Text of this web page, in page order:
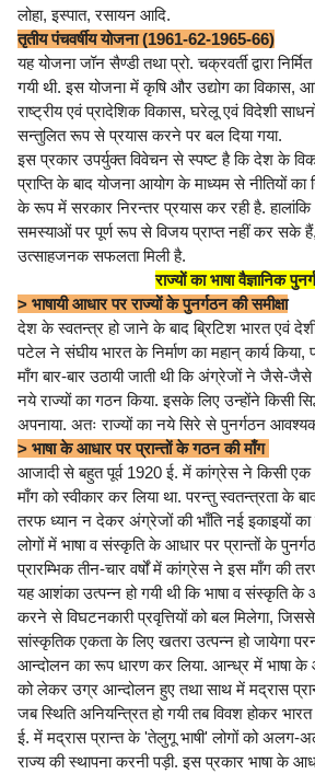
लोहा, इस्पात, रसायन आदि.
तृतीय पंचवर्षीय योजना (1961-62-1965-66)
यह योजना जॉन सैण्डी तथा प्रो. चक्रवर्ती द्वारा
गयी थी. इस योजना में कृषि और उद्योग का विकास,
राष्ट्रीय एवं प्रादेशिक विकास, घरेलू एवं विदेशी
सन्तुलित रूप से प्रयास करने पर बल दिया गया.
इस प्रकार उपर्युक्त विवेचन से स्पष्ट है कि देश के
प्राप्ति के बाद योजना आयोग के माध्यम से नीतियों का
के रूप में सरकार निरन्तर प्रयास कर रही है.
समस्याओं पर पूर्ण रूप से विजय प्राप्त नहीं कर सके
उत्साहजनक सफलता मिली है.
राज्यों का भाषा वैज्ञानिक
> भाषायी आधार पर राज्यों के पुनर्गठन की समीक्षा
देश के स्वतन्त्र हो जाने के बाद ब्रिटिश भारत एवं
पटेल ने संघीय भारत के निर्माण का महान् कार्य किया,
माँग बार-बार उठायी जाती थी कि अंग्रेजों ने जैसे-
नये राज्यों का गठन किया. इसके लिए उन्होंने किसी
अपनाया. अतः राज्यों का नये सिरे से पुनर्गठन
> भाषा के आधार पर प्रान्तों के गठन की माँग
आजादी से बहुत पूर्व 1920 ई. में कांग्रेस ने किसी
माँग को स्वीकार कर लिया था. परन्तु स्वतन्त्रता के
तरफ ध्यान न देकर अंग्रेजों की भाँति नई इकाइयों का
लोगों में भाषा व संस्कृति के आधार पर प्रान्तों के
प्रारम्भिक तीन-चार वर्षों में कांग्रेस ने इस माँग की
यह आशंका उत्पन्न हो गयी थी कि भाषा व संस्कृति के
करने से विघटनकारी प्रवृत्तियों को बल मिलेगा,
सांस्कृतिक एकता के लिए खतरा उत्पन्न हो जायेगा
आन्दोलन का रूप धारण कर लिया. आन्ध्र में भाषा के
को लेकर उग्र आन्दोलन हुए तथा साथ में मद्रास
जब स्थिति अनियन्त्रित हो गयी तब विवश होकर
ई. में मद्रास प्रान्त के 'तेलुगू भाषी' लोगों को
राज्य की स्थापना करनी पड़ी. इस प्रकार भाषा के